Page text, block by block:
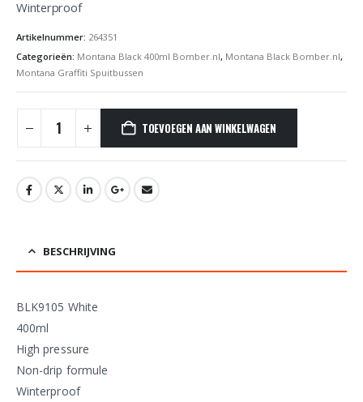
Winterproof
Artikelnummer: 264351
Categorieën: Montana Black 400ml Bomber.nl, Montana Black Bomber.nl,
Montana Graffiti Spuitbussen
TOEVOEGEN AAN WINKELWAGEN
BESCHRIJVING
BLK9105 White
400ml
High pressure
Non-drip formule
Winterproof